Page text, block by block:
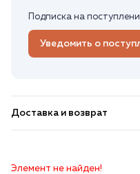
Подписка на
Уведомить о
Доставка и возврат
Элемент не найден!